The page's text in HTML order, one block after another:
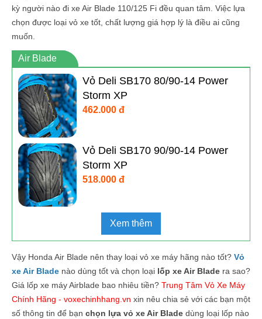
kỳ người nào đi xe Air Blade 110/125 Fi đều quan tâm. Việc lựa
chọn được loại vỏ xe tốt, chất lượng giá hợp lý là điều ai cũng
muốn.
Air Blade
Vỏ Deli SB170 80/90-14 Power
Storm XP
462.000 đ
Vỏ Deli SB170 90/90-14 Power
Storm XP
518.000 đ
Xem thêm
Vậy Honda Air Blade nên thay loại vỏ xe máy hãng nào tốt? Vỏ
xe Air Blade nào dùng tốt và chọn loại lốp xe Air Blade ra sao?
Giá lốp xe máy Airblade bao nhiêu tiền? Trung Tâm Vỏ Xe Máy
Chính Hãng - voxechinhhang.vn xin nêu chia sẻ với các bạn một
số thông tin để bạn chọn lựa vỏ xe Air Blade dùng loại lốp nào